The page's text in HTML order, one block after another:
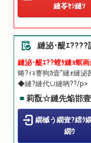
縺苓ｾｼ縺ｿ
縺泌･醍ｴ????
縺泌･醍ｴ??螳ｹ縺ｮ螟画
蜷?ｨｮ謇狗ｶ壹″縺ｫ縺泌
◆縺?縺代∪縺吶??/p>
莉翫☆縺先焔邯壹
繝槭う繝壹?繧ｸ
繝ｳ